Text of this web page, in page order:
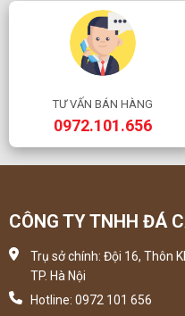
TƯ VẤN BÁN HÀNG
0972.101.656
CÔNG TY TNHH ĐÁ
Trụ sở chính: Đội 16, Thôn
TP. Hà Nội
Hotline: 0972 101 656